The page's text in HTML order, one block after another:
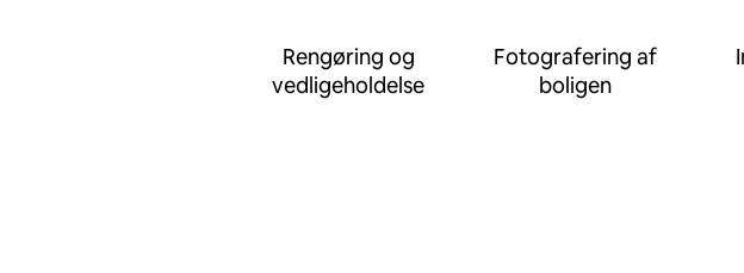
Rengøring og
vedligeholdelse
Fotografering af
boligen